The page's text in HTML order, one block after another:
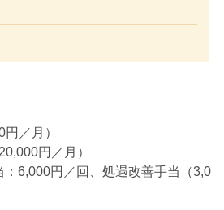
／月）
円／月）
：6,000円／回、処遇改善手当（3,0